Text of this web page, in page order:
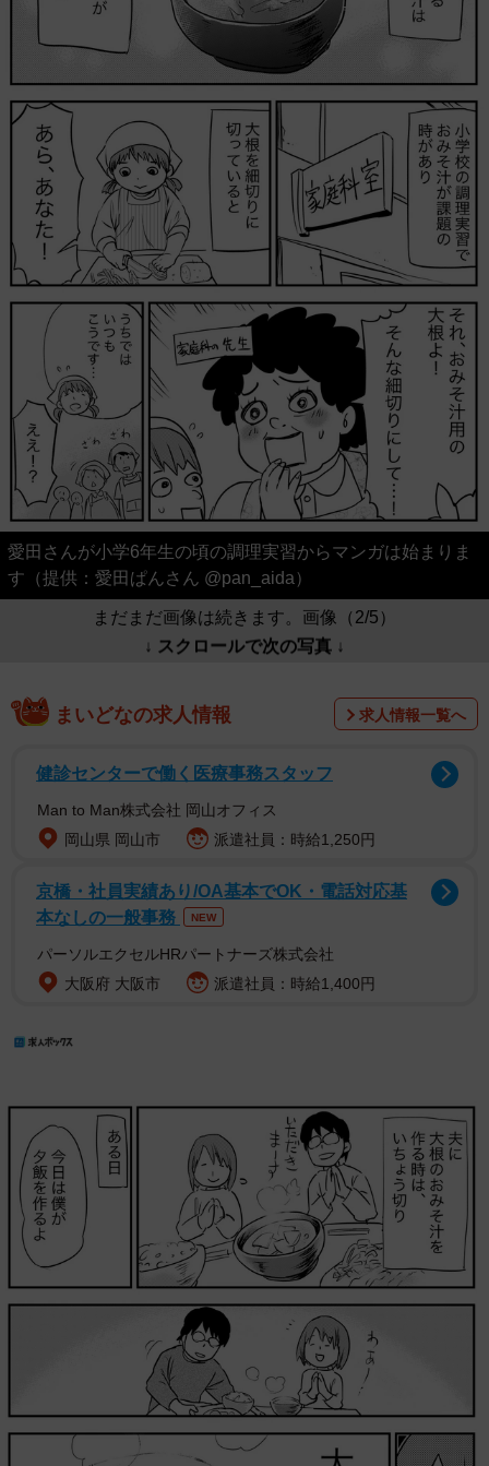
愛田さんが小学6年生の頃の調理実習からマンガは始まりま
す（提供：愛田ぱんさん @pan_aida）
まだまだ画像は続きます。画像（2/5）
↓ スクロールで次の写真 ↓
まいどなの求人情報 求人情報一覧へ
健診センターで働く医療事務スタッフ
Man to Man株式会社 岡山オフィス
岡山県 岡山市
派遣社員：時給1,250円
京橋・社員実績あり/OA基本でOK・電話対応基
本なしの一般事務
NEW
パーソルエクセルHRパートナーズ株式会社
大阪府 大阪市
派遣社員：時給1,400円